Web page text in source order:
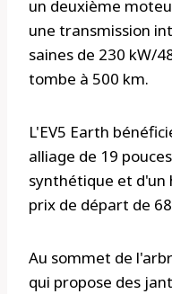
un deuxième
une transmission
saines de 230 kW/
tombe à 500 km.
L'EV5 Earth
alliage de 19
synthétique et d'un
prix de départ de
Au sommet de
qui propose des